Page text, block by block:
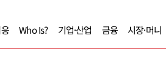
Who Is? 기업·산업 금융 시장·머니